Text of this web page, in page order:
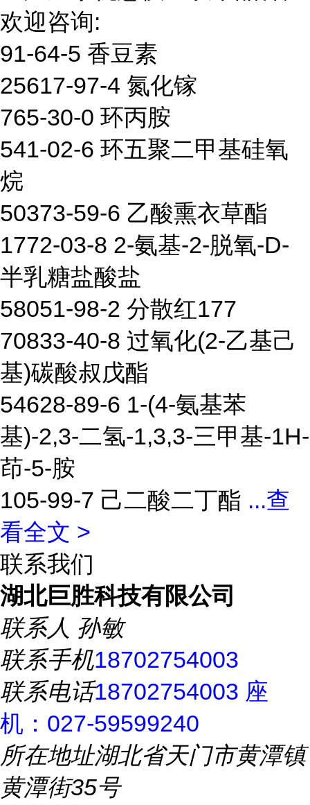
欢迎咨询:
91-64-5 香豆素
25617-97-4 氮化镓
765-30-0 环丙胺
541-02-6 环五聚二甲基硅氧
烷
50373-59-6 乙酸熏衣草酯
1772-03-8 2-氨基-2-脱氧-D-
半乳糖盐酸盐
58051-98-2 分散红177
70833-40-8 过氧化(2-乙基己
基)碳酸叔戊酯
54628-89-6 1-(4-氨基苯
基)-2,3-二氢-1,3,3-三甲基-1H-
茚-5-胺
105-99-7 己二酸二丁酯 ...查
看全文 >
联系我们
湖北巨胜科技有限公司
联系人 孙敏
联系手机18702754003
联系电话18702754003 座
机：027-59599240
所在地址湖北省天门市黄潭镇
黄潭街35号